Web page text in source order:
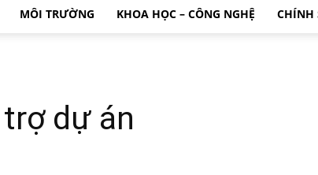
MÔI TRƯỜNG KHOA HỌC – CÔNG NGHỆ CHÍNH
dự án